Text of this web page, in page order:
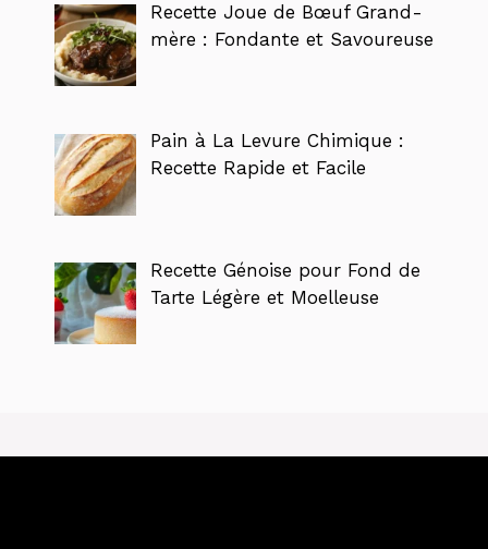
Recette Joue de Bœuf Grand-
mère : Fondante et Savoureuse
Pain à La Levure Chimique :
Recette Rapide et Facile
Recette Génoise pour Fond de
Tarte Légère et Moelleuse